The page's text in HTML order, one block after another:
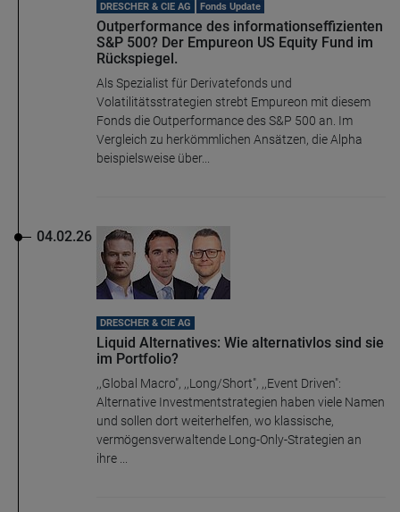
DRESCHER & CIE AG Fonds Update
Outperformance des informationseffizienten
S&P 500? Der Empureon US Equity Fund im
Rückspiegel.
Als Spezialist für Derivatefonds und
Volatilitätsstrategien strebt Empureon mit diesem
Fonds die Outperformance des S&P 500 an. Im
Vergleich zu herkömmlichen Ansätzen, die Alpha
beispielsweise über...
04.02.26
DRESCHER & CIE AG
Liquid Alternatives: Wie alternativlos sind sie
im Portfolio?
,,Global Macro", ,,Long/Short", ,,Event Driven":
Alternative Investmentstrategien haben viele Namen
und sollen dort weiterhelfen, wo klassische,
vermögensverwaltende Long-Only-Strategien an
ihre ...